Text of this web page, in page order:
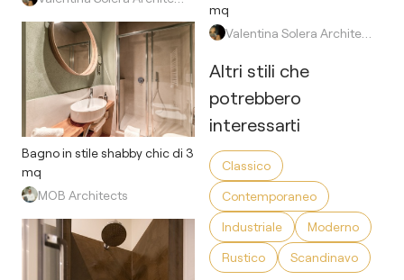
Bagno in stile shabby chic di 3
mq
MOB Architects
mq
Altri stili che
potrebbero
interessarti
Classico
Contemporaneo
Industriale
Moderno
Rustico
Scandinavo